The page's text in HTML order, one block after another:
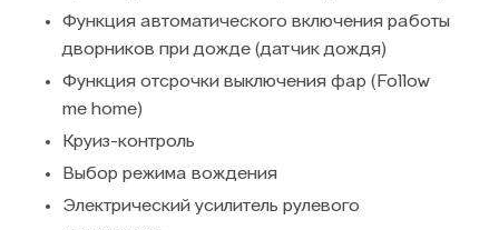
Функция автоматического включения работы
дворников при дожде (датчик дождя)
Функция отсрочки выключения фар (Follow
me home)
Круиз-контроль
Выбор режима вождения
Электрический усилитель рулевого